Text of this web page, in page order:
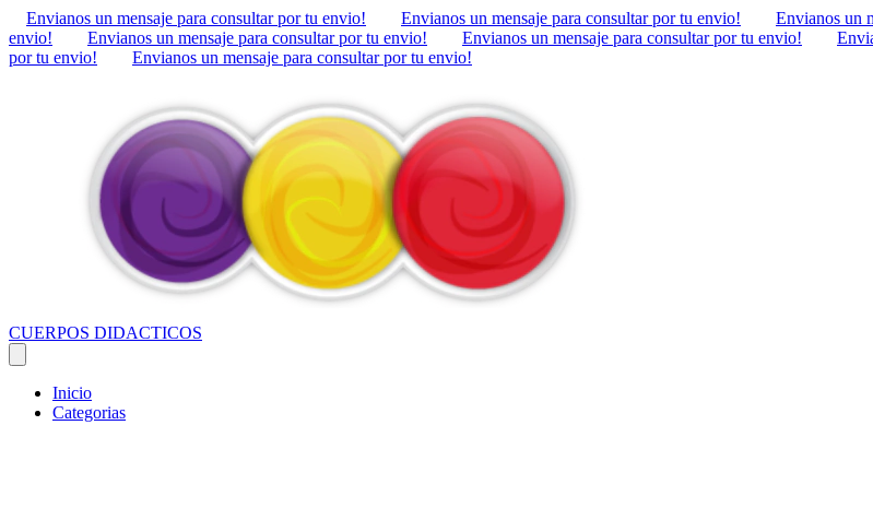
Envianos un mensaje para consultar por tu envio! Envianos un mensaje para consultar por tu envio! Envianos un
envio!
Envianos un mensaje para consultar por tu envio! Envianos un mensaje para consultar por tu envio!
por tu envio!
Envianos un mensaje para consultar por tu envio!
CUERPOS DIDACTICOS
Inicio
Categorias